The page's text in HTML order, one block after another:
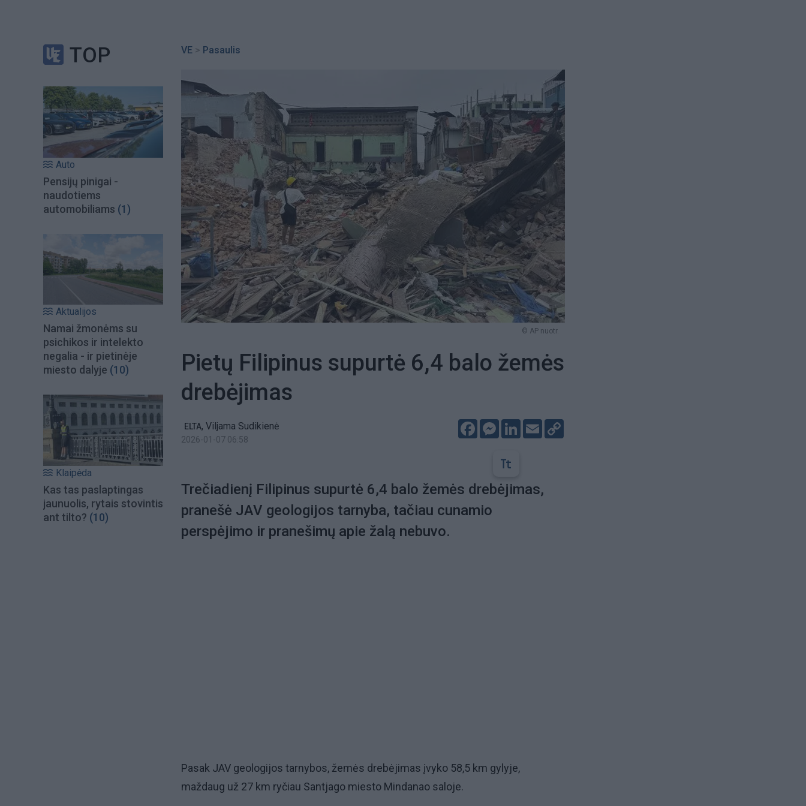
TOP
Auto
Pensijų pinigai -
naudotiems
automobiliams (1)
Aktualijos
Namai žmonėms su
psichikos ir intelekto
negalia - ir pietinėje
miesto dalyje (10)
Klaipėda
Kas tas paslaptingas
jaunuolis, rytais stovintis
ant tilto? (10)
VE > Pasaulis
© AP nuotr.
Pietų Filipinus supurtė 6,4 balo žemės
drebėjimas
ELTA, Viljama Sudikienė
2026-01-07 06:58
FacebookMessenger
LinkedIn
Email
Trečiadienį Filipinus supurtė 6,4 balo žemės drebėjimas,
pranešė JAV geologijos tarnyba, tačiau cunamio
perspėjimo ir pranešimų apie žalą nebuvo.
Pasak JAV geologijos tarnybos, žemės drebėjimas įvyko 58,5 km gylyje,
maždaug už 27 km ryčiau Santjago miesto Mindanao saloje.